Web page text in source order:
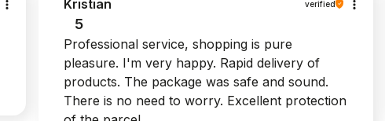
Kristian verified
5
Professional service, shopping is pure
pleasure. I'm very happy. Rapid delivery of
products. The package was safe and sound.
There is no need to worry. Excellent protection